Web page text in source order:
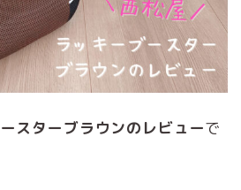
スターブラウンのレビューで